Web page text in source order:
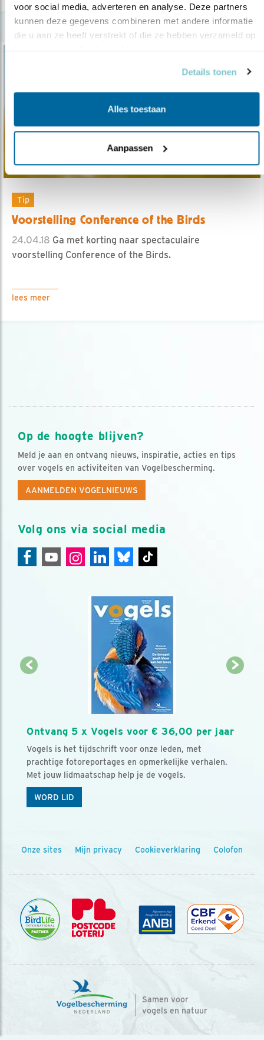
voor social media, adverteren en analyse. Deze partners
kunnen deze gegevens combineren met andere informatie
die u aan ze heeft verstrekt of die ze hebben verzameld op
Details tonen
Alles toestaan
Aanpassen
Tip
Voorstelling Conference of the Birds
24.04.18 Ga met korting naar spectaculaire
voorstelling Conference of the Birds.
lees meer
Op de hoogte blijven?
Meld je aan en ontvang nieuws, inspiratie, acties en tips
over vogels en activiteiten van Vogelbescherming.
AANMELDEN VOGELNIEUWS
Volg ons via social media
Ontvang 5 x Vogels voor € 36,00 per jaar
Vogels is het tijdschrift voor onze leden, met
prachtige fotoreportages en opmerkelijke verhalen.
Met jouw lidmaatschap help je de vogels.
WORD LID
Onze sites Mijn privacy Cookieverklaring Colofon
Samen voor
vogels en natuur